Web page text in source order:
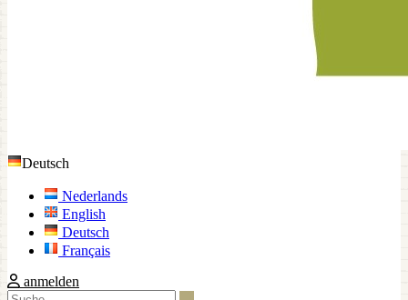
Deutsch
Nederlands
English
Deutsch
Français
anmelden